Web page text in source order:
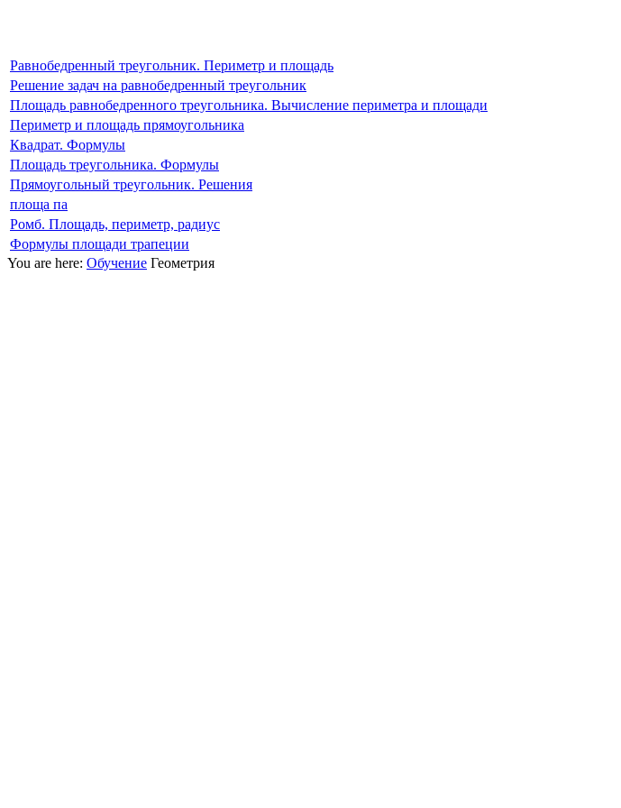
Равнобедренный треугольник. Периметр и площадь
Решение задач на равнобедренный треугольник
Площадь равнобедренного треугольника. Вычисление периметра и площади
Периметр и площадь прямоугольника
Квадрат. Формулы
Площадь треугольника. Формулы
Прямоугольный треугольник. Решения
площа па
Ромб. Площадь, периметр, радиус
Формулы площади трапеции
You are here: Обучение Геометрия